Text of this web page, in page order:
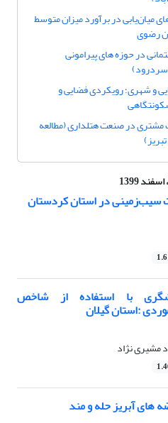
میان‌یابی در برآورد میزان متوسط
در حوزه های پیرامونی
سردرود)
و شهری؛ رویکردی فضایی و
مشتری در صنعت هتلداری (مطالعه
سیب‌زمینی در استان کردستان
با استفاده از شاخص
مشیری نژاد
های آبریز حله و مند